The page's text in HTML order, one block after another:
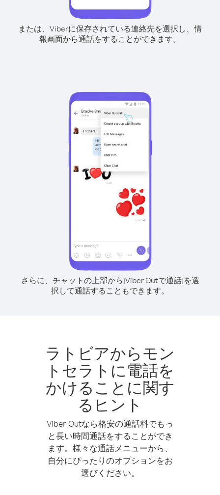
または、Viberに保存されている連絡先を選択し、情
報画面から通話をすることができます。
さらに、チャットの上部から[Viber Outで通話]を選
択して通話することもできます。
ラトビアからモン
トセラトに電話を
かけることに関す
るヒント
Viber Outなら格安の通話料でもっ
と長い時間通話をすることができ
ます。様々な通話メニューから、
自分にぴったりのオプションをお
選びください。